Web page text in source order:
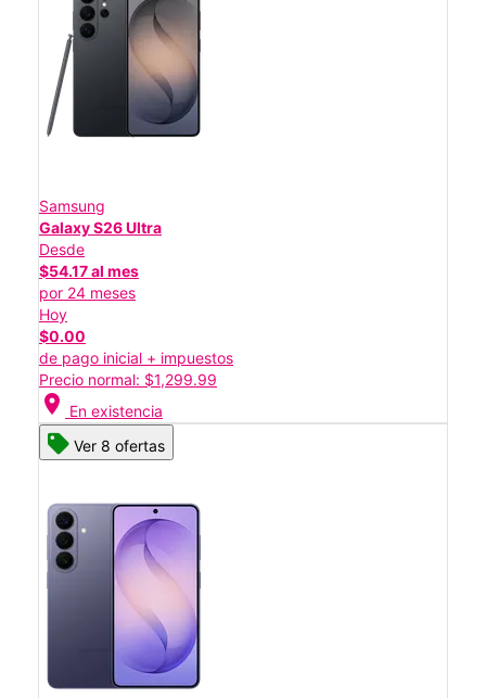
Samsung
Galaxy S26 Ultra
Desde
$54.17 al mes
por 24 meses
Hoy
$0.00
de pago inicial + impuestos
Precio normal: $1,299.99
location_on En existencia
Ver 8 ofertas